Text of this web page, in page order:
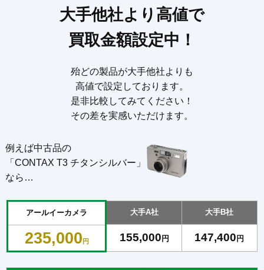
大手他社より高値で
買取金額設定中！
殆どの製品が大手他社よりも
高値で設定しております。
是非比較してみてください！
その差を実感いただけます。
例えば中古品の
「CONTAX T3 チタンシルバー」
なら…
アールイーカメラ
235,000 円
大手A社
155,000円
大手B社
147,400円